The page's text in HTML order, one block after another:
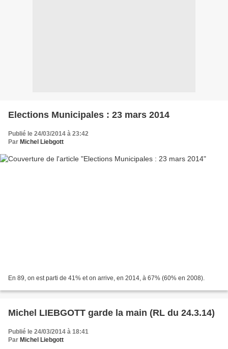
Elections Municipales : 23 mars 2014
Publié le 24/03/2014 à 23:42
Par Michel Liebgott
En 89, on est parti de 41% et on arrive, en 2014, à 67% (60% en 2008).
Michel LIEBGOTT garde la main (RL du 24.3.14)
Publié le 24/03/2014 à 18:41
Par Michel Liebgott